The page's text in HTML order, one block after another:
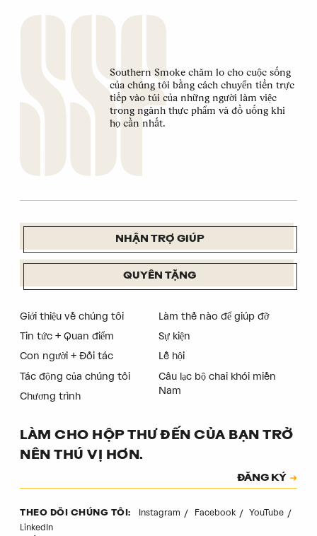
Southern Smoke chăm lo cho cuộc sống
của chúng tôi bằng cách chuyển tiền trực
tiếp vào túi của những người làm việc
trong ngành thực phẩm và đồ uống khi
họ cần nhất.
NHẬN TRỢ GIÚP
QUYÊN TẶNG
Giới thiệu về chúng tôi
Tin tức + Quan điểm
Con người + Đối tác
Tác động của chúng tôi
Chương trình
Làm thế nào để giúp đỡ
Sự kiện
Lễ hội
Câu lạc bộ chai khói miền
Nam
LÀM CHO HỘP THƯ ĐẾN CỦA BẠN TRỞ
NÊN THÚ VỊ HƠN.
ĐĂNG KÝ
THEO DÕI CHÚNG TÔI: Instagram Facebook
YouTube
LinkedIn